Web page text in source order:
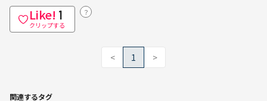
Like! 1
クリップする
？
< 1 >
関連するタグ